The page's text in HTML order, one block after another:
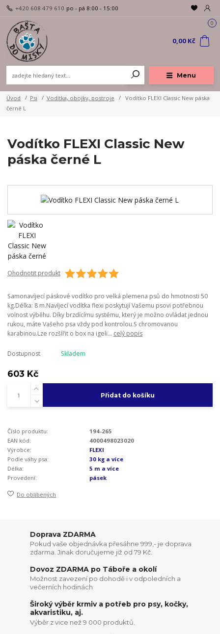
Menu
+420 608 479 610 po - pá 8:00 - 15:00
0
0,00 Kč
Úvod Psi Vodítka, obojky, postroje
Vodítko FLEXI Classic New páska
černé L
Vodítko FLEXI Classic New
páska černé L
Ohodnotit produkt
Samonavíjecí páskové vodítko pro velká plemena psů do hmotnosti 50
kg.Délka: 8 m.Navíjecí vodítka flexi poskytují Vašemu psovi potřebnou
volnost výběhu. Díky brzdícímu systému, který je možno ovládat jednou
rukou, máte Vašeho psa vždy pod kontrolou.S chromovanou
karabinou.Lze rozšířit o box na igeli... celý popis
Dostupnost Skladem
603 Kč
Přidat do košíku
Číslo produktu:
194-265
EAN kód:
4000498023020
Výrobce:
FLEXI
Podle váhy psa:
30 kg a více
Délka:
5 m a více
Provedení:
pásek
Do oblíbených
Doprava ZDARMA
Pokud vaše objednávka přesáhne 999,- je doprava
zdarma. Jinak doručujeme již od 79 Kč.
Dovoz ZDARMA po Táboře a okolí
Možnost zavezení po dohodě i v odpoledních a
večerních hodinách
Široký výběr krmiv a potřeb pro psy, kočky,
akvaristiku, aj.
Výběr z vice než 9 000 produktů.